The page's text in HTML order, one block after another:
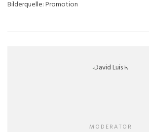
Bilderquelle: Promotion
MODERATOR